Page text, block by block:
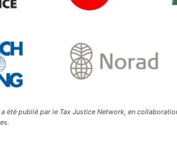
été publié par le Tax Justice Network, en